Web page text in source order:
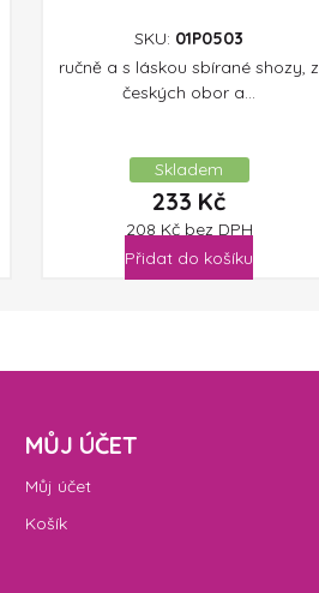
SKU: 01P0503
ručně a s láskou sbírané shozy, z
českých obor a...
Skladem
233 Kč
208 Kč bez DPH
Přidat do košíku
MŮJ ÚČET
Můj účet
Košík